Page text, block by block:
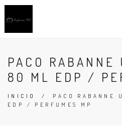
PACO RABANNE
80 ML EDP /
INICIO / PACO RABANNE
EDP / PERFUMES MP